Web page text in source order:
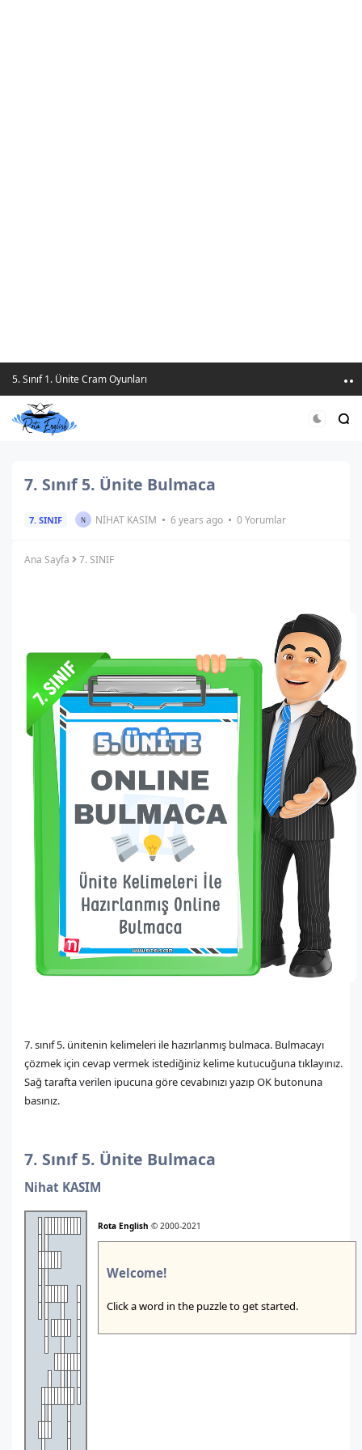
5. Sınıf 1. Ünite Cram Oyunları
7. Sınıf 5. Ünite Bulmaca
7. SINIF N NIHAT KASIM 6 years ago 0 Yorumlar
Ana Sayfa 7. SINIF
7. sınıf 5. ünitenin kelimeleri ile hazırlanmış bulmaca. Bulmacayı
çözmek için cevap vermek istediğiniz kelime kutucuğuna tıklayınız.
Sağ tarafta verilen ipucuna göre cevabınızı yazıp OK butonuna
basınız.
7. Sınıf 5. Ünite Bulmaca
Nihat KASIM
Rota English © 2000-2021
Welcome!
Click a word in the puzzle to get started.